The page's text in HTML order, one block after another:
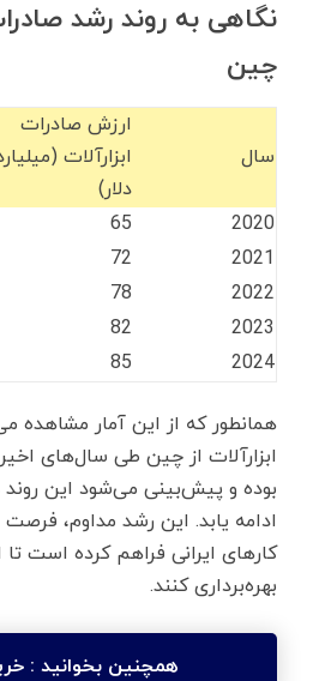
نگاهی به روند رشد
چین
سال
ارزش صادرات
ابزارآلات
دلار)
2020
65
2021
72
2022
78
2023
82
2024
85
همانطور که از این آمار مشاهده
ابزارآلات از چین طی سال‌های
بوده و پیش‌بینی می‌شود این روند
ادامه یابد. این رشد مداوم،
کارهای ایرانی فراهم کرده است تا
بهره‌برداری کنند.
همچنین بخوانید :